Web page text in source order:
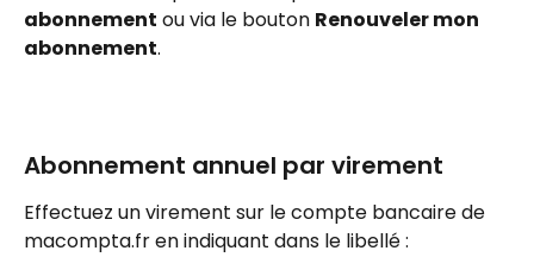
abonnement ou via le bouton Renouveler mon
abonnement.
Abonnement annuel par virement
Effectuez un virement sur le compte bancaire de
macompta.fr en indiquant dans le libellé :